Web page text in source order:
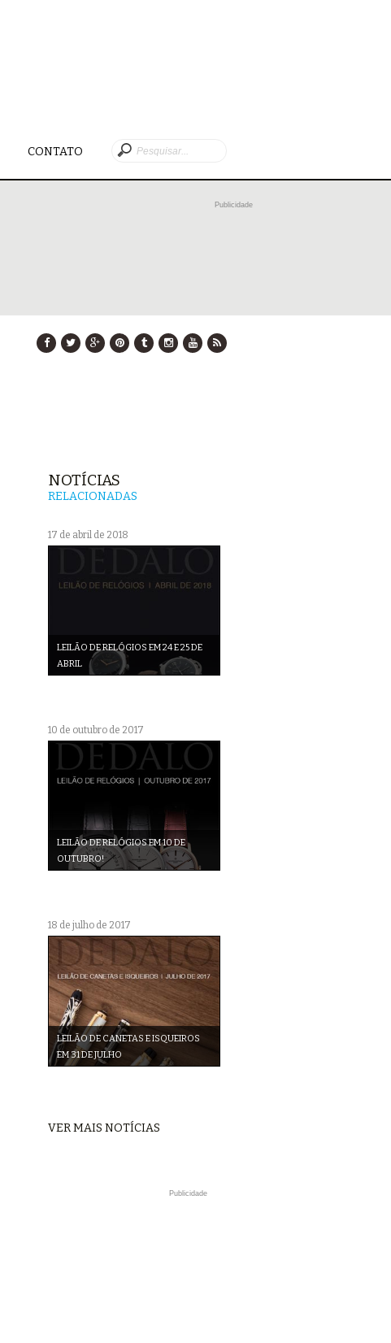
CONTATO
Publicidade
NOTÍCIAS
RELACIONADAS
17 de abril de 2018
LEILÃO DE RELÓGIOS EM 24 E 25 DE
ABRIL
10 de outubro de 2017
LEILÃO DE RELÓGIOS EM 10 DE
OUTUBRO!
18 de julho de 2017
LEILÃO DE CANETAS E ISQUEIROS
EM 31 DE JULHO
VER MAIS NOTÍCIAS
Publicidade